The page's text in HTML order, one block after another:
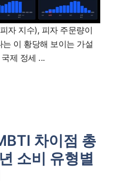
자 지수), 피자 주문량이
이 황당해 보이는 가설
제 정세 ...
차이점 총
소비 유형별